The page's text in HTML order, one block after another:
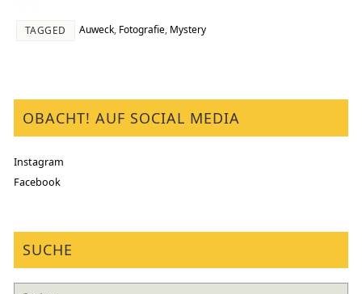
TAGGED Auweck, Fotografie, Mystery
OBACHT! AUF SOCIAL MEDIA
Instagram
Facebook
SUCHE